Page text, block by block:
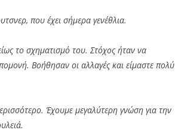
που έχει σήμερα γενέθλια.
το σχηματισμό του. Στόχος ήταν να
Βοήθησαν οι αλλαγές και είμαστε πολύ
Έχουμε μεγαλύτερη γνώση για την